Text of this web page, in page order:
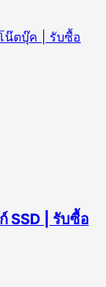
น๊ตบุ๊ค | รับซื้อ
SSD | รับซื้อ